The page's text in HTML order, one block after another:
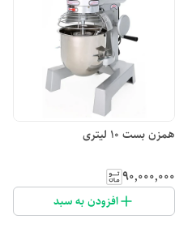
همزن بست ۱۰ لیتری
۹۰٬۰۰۰٬۰۰۰
افزودن به سبد